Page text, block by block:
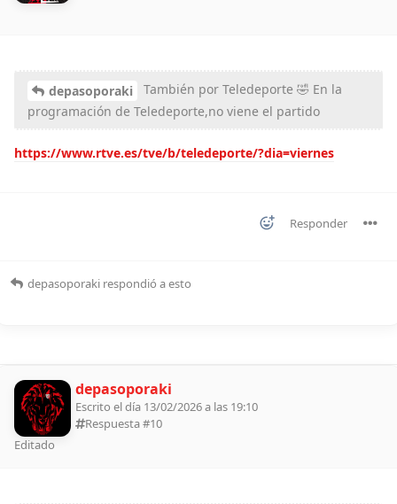
depasoporaki
También por Teledeporte 🤣 En la
programación de Teledeporte,no viene el partido
https://www.rtve.es/tve/b/teledeporte/?dia=viernes
Responder
depasoporaki respondió a esto
depasoporaki
Escrito el día 13/02/2026 a las 19:10
Respuesta #10
Editado